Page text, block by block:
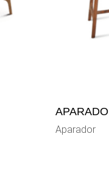
Aparador